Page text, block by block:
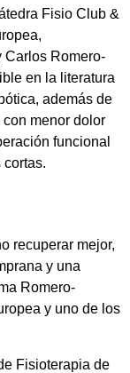
Fisio Club &
Carlos Romero-
en la literatura
además de
menor dolor
funcional
recuperar mejor,
y una
Romero-
y uno de los
Fisioterapia de